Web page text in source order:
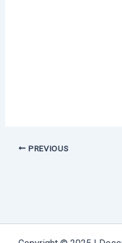
PREVIOUS